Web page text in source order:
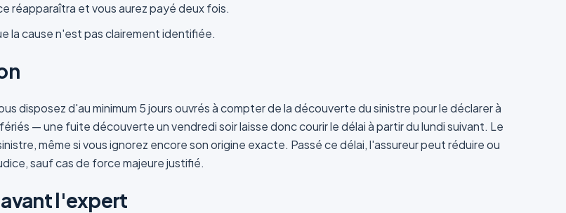
réapparaîtra et vous aurez payé deux fois.
la cause n'est pas clairement identifiée.
disposez d'au minimum 5 jours ouvrés à compter de la découverte du sinistre pour le déclarer à
— une fuite découverte un vendredi soir laisse donc courir le délai à partir du lundi suivant. Le
même si vous ignorez encore son origine exacte. Passé ce délai, l'assureur peut réduire ou
sauf cas de force majeure justifié.
l'expert